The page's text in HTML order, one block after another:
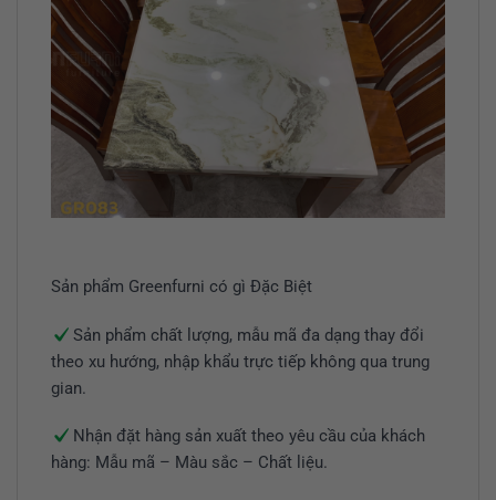
Sản phẩm Greenfurni có gì Đặc Biệt
Sản phẩm chất lượng, mẫu mã đa dạng thay đổi
theo xu hướng, nhập khẩu trực tiếp không qua trung
gian.
Nhận đặt hàng sản xuất theo yêu cầu của khách
hàng: Mẫu mã – Màu sắc – Chất liệu.